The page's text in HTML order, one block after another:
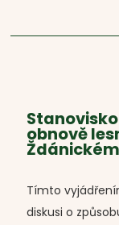
S
obnově
Tímto
diskusi o